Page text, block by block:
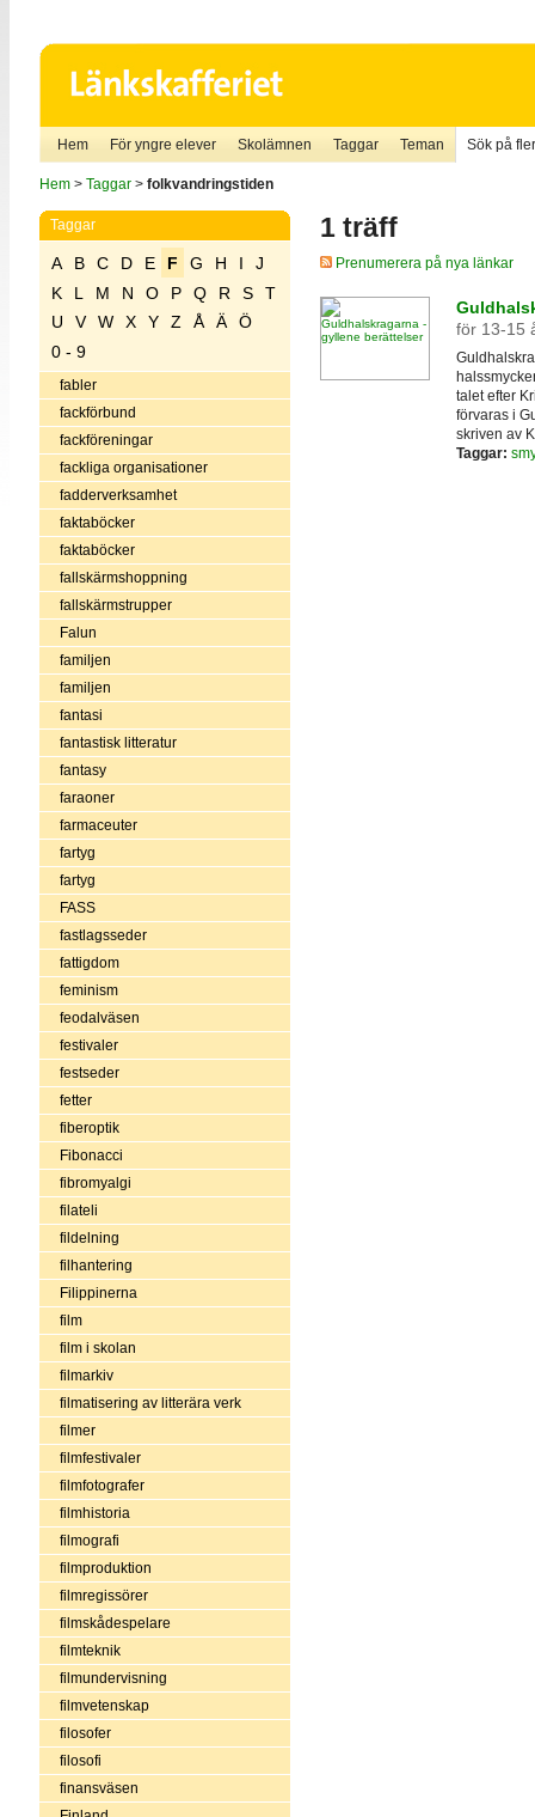
Hem För yngre elever Skolämnen Taggar Teman Sök på
Hem> Taggar> folkvandringstiden
Taggar
A B C D E F G H I
J
K
L M N O P Q R S
T
U
V W X Y Z Å Ä
Ö
0 - 9
fabler
fackförbund
fackföreningar
fackliga organisationer
fadderverksamhet
faktaböcker
faktaböcker
fallskärmshoppning
fallskärmstrupper
Falun
familjen
familjen
fantasi
fantastisk litteratur
fantasy
faraoner
farmaceuter
fartyg
fartyg
FASS
fastlagsseder
fattigdom
feminism
feodalväsen
festivaler
festseder
fetter
fiberoptik
Fibonacci
fibromyalgi
filateli
fildelning
filhantering
Filippinerna
film
film i skolan
filmarkiv
filmatisering av litterära verk
filmer
filmfestivaler
filmfotografer
filmhistoria
filmografi
filmproduktion
filmregissörer
filmskådespelare
filmteknik
filmundervisning
filmvetenskap
filosofer
filosofi
finansväsen
1 träff
Prenumerera på nya länkar
för 13-15
talet efter
förvaras i
skriven av
Taggar: